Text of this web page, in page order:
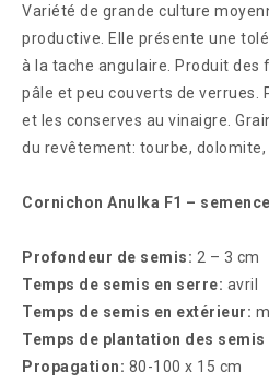
Variété de grande culture
productive. Elle présente une
à la tache angulaire. Produit des
pâle et peu couverts de verrues.
et les conserves au vinaigre.
du revêtement: tourbe, dolomite,
Cornichon Anulka F1 –
Profondeur de semis: 2 – 3 cm
Temps de semis en serre: avril
Temps de semis en extérieur:
Temps de plantation des semis
Propagation: 80-100 x 15 cm